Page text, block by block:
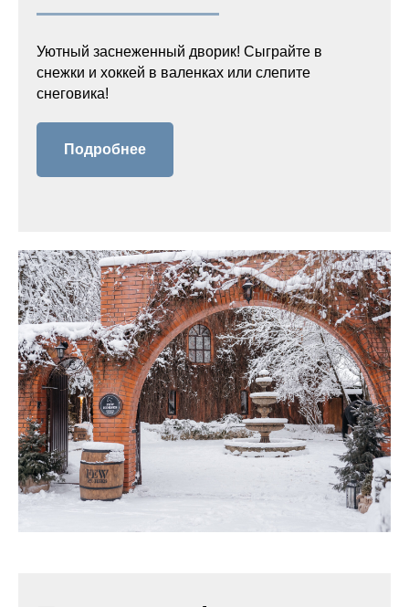
Уютный заснеженный дворик! Сыграйте в
снежки и хоккей в валенках или слепите
снеговика!
Подробнее